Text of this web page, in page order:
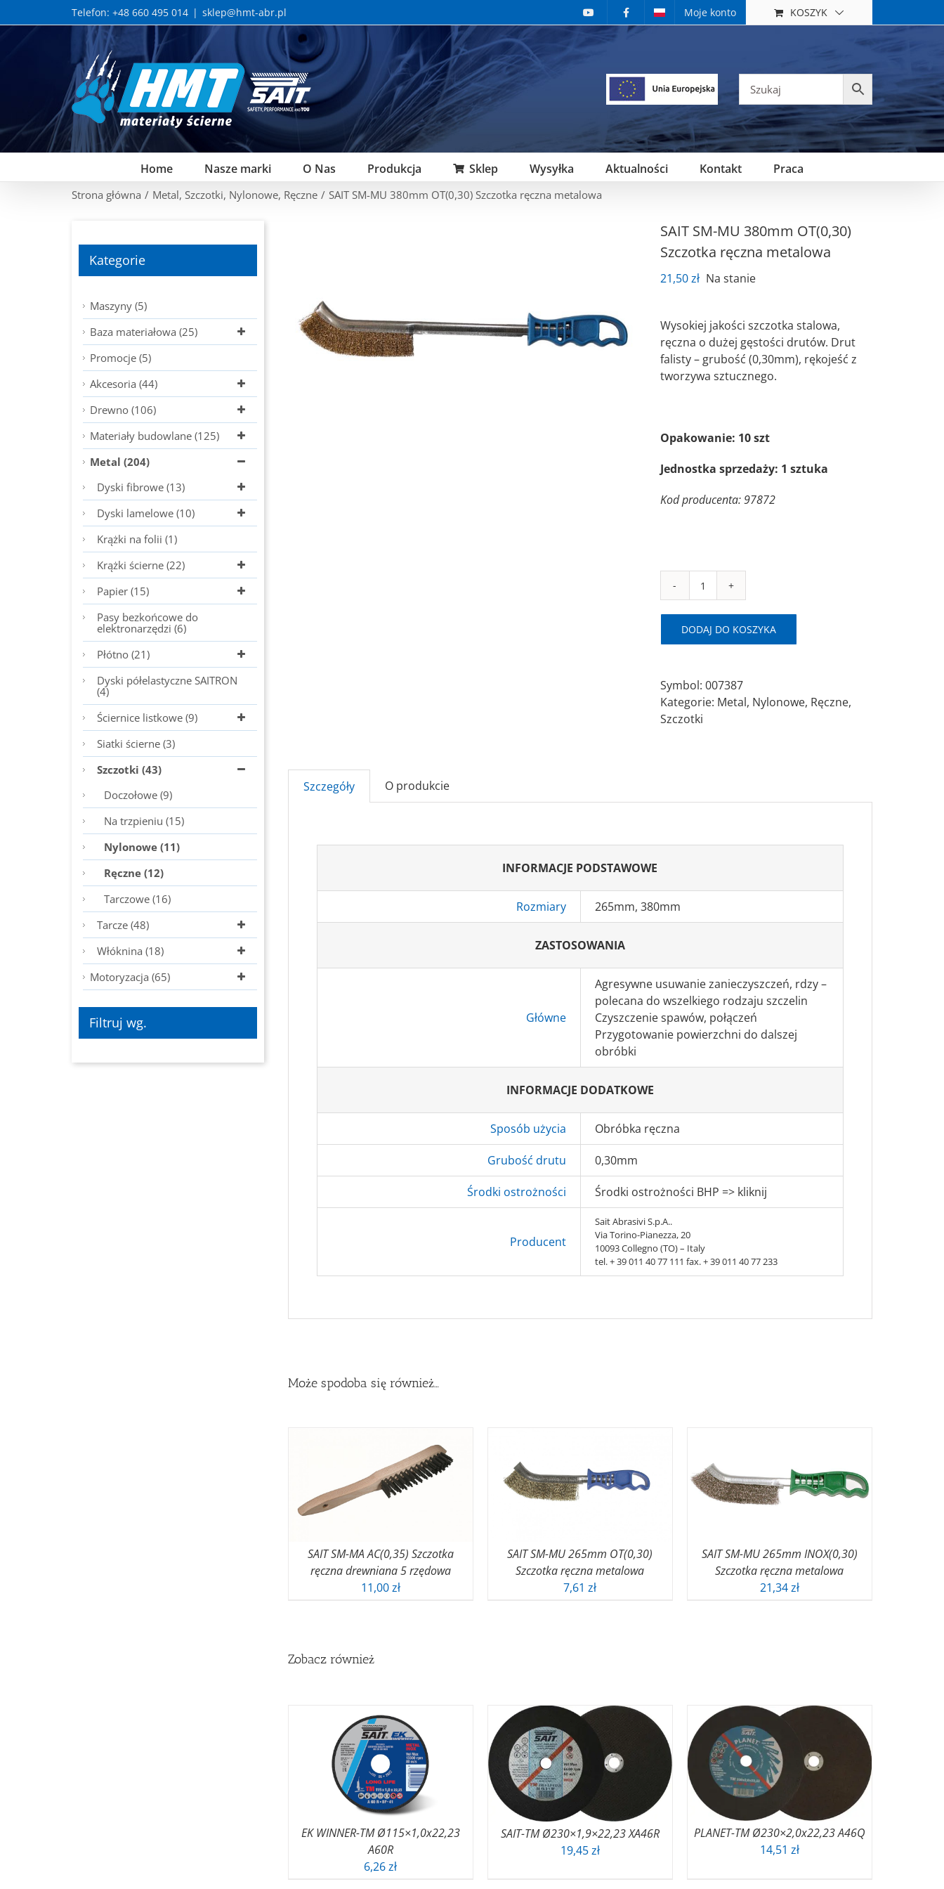
to
Telefon: +48 660 495 014 | sklep@hmt-abr.pl Moje konto KOSZYK
Home Nasze marki O Nas Produkcja Sklep Wysyłka Aktualności Kontakt Praca
Strona główna / Metal, Szczotki, Nylonowe, Ręczne / SAIT SM-MU 380mm OT(0,30) Szczotka ręczna metalowa
SAIT SM-MU 380mm OT(0,30)
Szczotka ręczna metalowa
21,50zł Na stanie
Wysokiej jakości szczotka stalowa,
ręczna o dużej gęstości drutów. Drut
falisty – grubość (0,30mm), rękojeść z
tworzywa sztucznego.
Opakowanie: 10 szt
Jednostka sprzedaży: 1 sztuka
Kod producenta: 97872
ilość
SM-
MU
OT(0,30)
Szczotka
ręczna
metalowa
DODAJ DO KOSZYKA
Symbol: 007387
Kategorie: Metal, Nylonowe, Ręczne,
Szczotki
Szczegóły O produkcie
INFORMACJE PODSTAWOWE
Rozmiary 265mm, 380mm
ZASTOSOWANIA
Główne
Agresywne usuwanie zanieczyszczeń, rdzy –
polecana do wszelkiego rodzaju szczelin
Czyszczenie spawów, połączeń
Przygotowanie powierzchni do dalszej
obróbki
INFORMACJE DODATKOWE
Sposób użycia Obróbka ręczna
Grubość drutu 0,30mm
Środki ostrożności Środki ostrożności BHP => kliknij
Producent
Sait Abrasivi S.p.A..
Via Torino-Pianezza, 20
10093 Collegno (TO) – Italy
tel. + 39 011 40 77 111 fax. + 39 011 40 77 233
Może spodoba się również…
SAIT SM-MA AC(0,35) Szczotka
ręczna drewniana 5 rzędowa
11,00zł
SAIT SM-MU 265mm OT(0,30)
Szczotka ręczna metalowa
7,61zł
SAIT SM-MU 265mm INOX(0,30)
Szczotka ręczna metalowa
21,34zł
Zobacz również
EK WINNER-TM Ø115×1,0x22,23
A60R
6,26zł
SAIT-TM Ø230×1,9×22,23 XA46R
19,45zł
PLANET-TM Ø230×2,0x22,23 A46Q
14,51 zł
Kategorie
Maszyny (5)
Baza materiałowa (25)
Promocje (5)
Akcesoria (44)
Drewno (106)
Materiały budowlane (125)
Metal (204)
Dyski fibrowe (13)
Dyski lamelowe (10)
Krążki na folii (1)
Krążki ścierne (22)
Papier (15)
Pasy bezkońcowe do
elektronarzędzi (6)
Płótno (21)
Dyski półelastyczne SAITRON
(4)
Ściernice listkowe (9)
Siatki ścierne (3)
Szczotki (43)
Doczołowe (9)
Na trzpieniu (15)
Nylonowe (11)
Ręczne (12)
Tarczowe (16)
Tarcze (48)
Włóknina (18)
Motoryzacja (65)
Filtruj wg.